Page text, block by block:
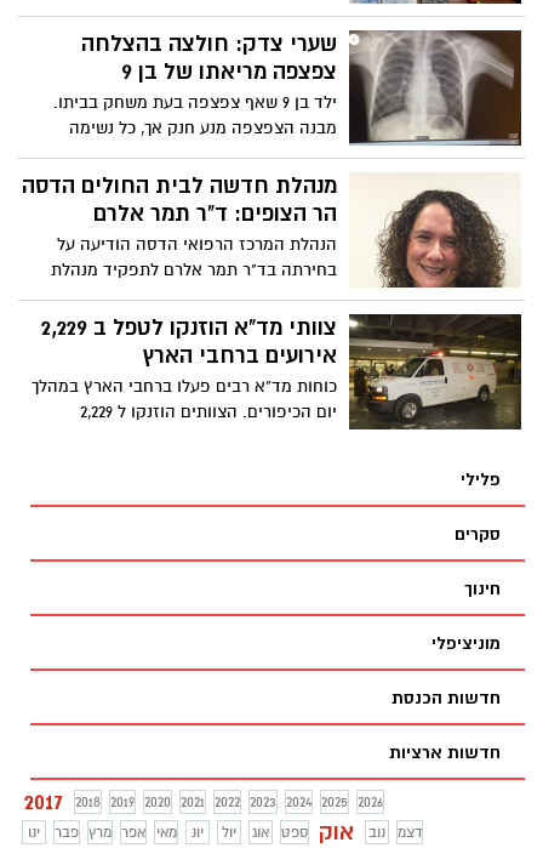
חשפה וסיכלה עסקאות סחר בסמים בקרב
קטינים והביאה לתפיסת סמים בשווי מוערך
שערי צדק: חולצה בהצלחה
צפצפה מריאתו של בן 9
ילד בן 9 שאף צפצפה בעת משחק בביתו.
מבנה הצפצפה מנע חנק אך, כל נשימה
עמוקה הפעילה את הצפצפה. הילד הגיע
למחלקה הדחופה בשערי צדק הוכנס לניתוח
דחוף והצפצפה חולצה מגופו
מנהלת חדשה לבית החולים הדסה
הר הצופים: ד"ר תמר אלרם
הנהלת המרכז הרפואי הדסה הודיעה על
בחירתה בד"ר תמר אלרם לתפקיד מנהלת
בית החולים הדסה הר הצופים בירושלים. ד"ר
אלרם שמשה בעבר סגנית מנהלת הדסה עין
כרם, וכעת חוזרת אל המערך לתפקיד ניהול
צוותי מד"א הוזנקו לטפל ב 2,229
אירועים ברחבי הארץ
כוחות מד"א רבים פעלו ברחבי הארץ במהלך
יום הכיפורים. הצוותים הוזנקו ל 2,229
ומפגיעות נוספות, מהם 1,355 בני אדם נזקקו
פלילי
סקרים
חינוך
מוניציפלי
חדשות הכנסת
חדשות ארציות
2017 2018 2019 2020 2021 2022 2023 2024 2025
2026
ינו
פבר מרץ אפר מאי יונ יול אוג ספט אוק נוב
דצמ